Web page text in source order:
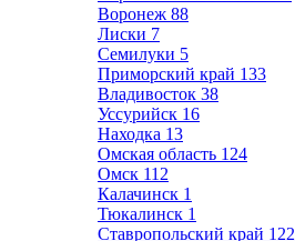
Воронеж 88
Лиски 7
Семилуки 5
Приморский край 133
Владивосток 38
Уссурийск 16
Находка 13
Омская область 124
Омск 112
Калачинск 1
Тюкалинск 1
Ставропольский край 122